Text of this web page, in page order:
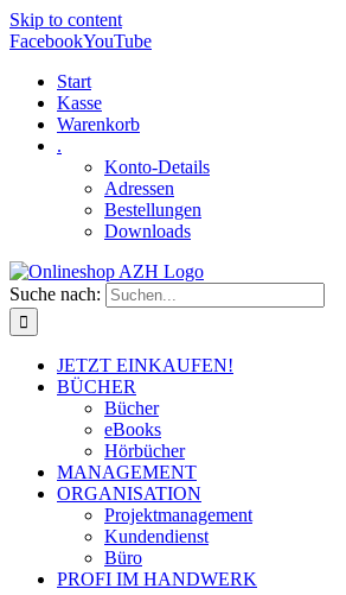
Skip to content
FacebookYouTube
Start
Kasse
Warenkorb
.
Konto-Details
Adressen
Bestellungen
Downloads
Suche nach:
JETZT EINKAUFEN!
BÜCHER
Bücher
eBooks
Hörbücher
MANAGEMENT
ORGANISATION
Projektmanagement
Kundendienst
Büro
PROFI IM HANDWERK